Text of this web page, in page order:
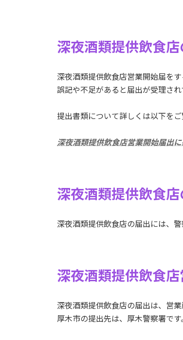
深夜酒類提供飲食
深夜酒類提供飲食店営業開始届を
誤記や不足があると届出が受理さ
提出書類について詳しくは以下をご
深夜酒類提供飲食店営業開始届出
深夜酒類提供飲食
深夜酒類提供飲食店の届出には、
深夜酒類提供飲食
深夜酒類提供飲食店の届出は、営
厚木市の提出先は、厚木警察署です